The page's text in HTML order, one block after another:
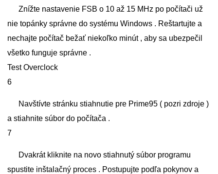
Znížte nastavenie FSB o 10 až 15 MHz po počítači už
nie topánky správne do systému Windows . Reštartujte a
nechajte počítač bežať niekoľko minút , aby sa ubezpečil
všetko funguje správne .
Test Overclock
6
Navštívte stránku stiahnutie pre Prime95 ( pozri zdroje )
a stiahnite súbor do počítača .
7
Dvakrát kliknite na novo stiahnutý súbor programu
spustite inštalačný proces . Postupujte podľa pokynov a